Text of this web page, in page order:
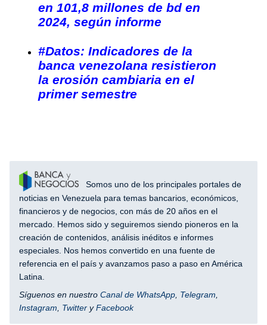
en 101,8 millones de bd en
2024, según informe
#Datos: Indicadores de la
banca venezolana resistieron
la erosión cambiaria en el
primer semestre
Somos uno de los principales portales de
noticias en Venezuela para temas bancarios, económicos,
financieros y de negocios, con más de 20 años en el
mercado. Hemos sido y seguiremos siendo pioneros en la
creación de contenidos, análisis inéditos e informes
especiales. Nos hemos convertido en una fuente de
referencia en el país y avanzamos paso a paso en América
Latina.
Síguenos en nuestro Canal de WhatsApp Telegram
Instagram
Twitter yFacebook